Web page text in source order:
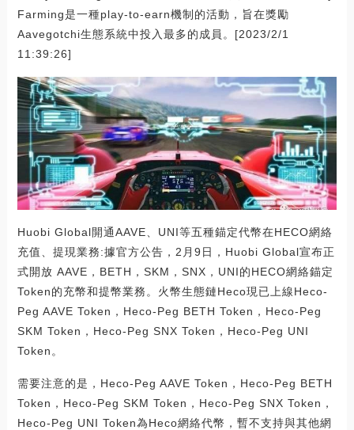
Farming是一種play-to-earn機制的活動，旨在獎勵
Aavegotchi生態系統中投入最多的成員。[2023/2/1
11:39:26]
Huobi Global開通AAVE、UNI等五種錨定代幣在HECO網絡
充值、提現業務:據官方公告，2月9日，Huobi Global宣布正
式開放 AAVE，BETH，SKM，SNX，UNI的HECO網絡錨定
Token的充幣和提幣業務。火幣生態鏈Heco現已上線Heco-
Peg AAVE Token，Heco-Peg BETH Token，Heco-Peg
SKM Token，Heco-Peg SNX Token，Heco-Peg UNI
Token。
需要注意的是，Heco-Peg AAVE Token，Heco-Peg BETH
Token，Heco-Peg SKM Token，Heco-Peg SNX Token，
Heco-Peg UNI Token為Heco網絡代幣，暫不支持與其他網